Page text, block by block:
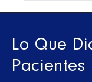
Lo Que
Pacientes